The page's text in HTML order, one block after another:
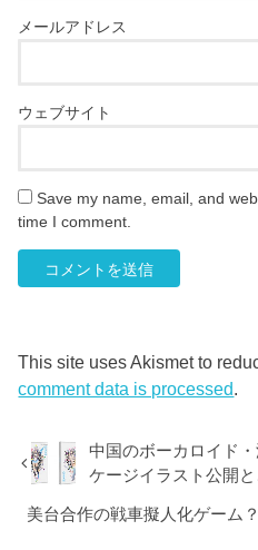
メールアドレス
ウェブサイト
Save my name, email, and
time I comment.
This site uses Akismet to
comment data is processed.
中国のボーカロイド
ケージイラスト公開
美台合作の戦車擬人化ゲーム